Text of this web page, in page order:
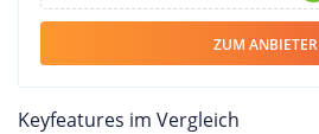
ZUM ANBIETER
Keyfeatures im Vergleich